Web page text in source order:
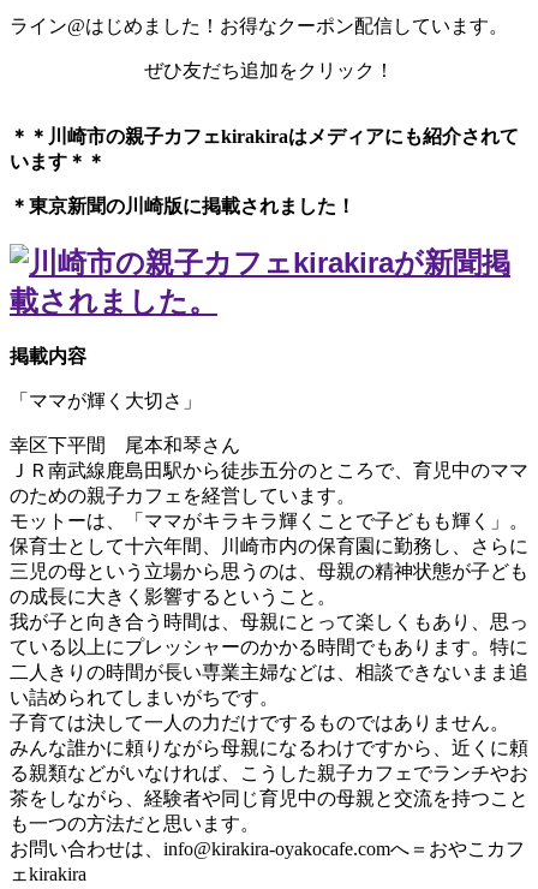
ライン@はじめました！お得なクーポン配信しています。
ぜひ友だち追加をクリック！
＊＊川崎市の親子カフェkirakiraは メディアにも紹介されて
います＊＊
＊東京新聞の川崎版に掲載されました！
掲載内容
「ママが輝く大切さ」
幸区下平間 尾本和琴さん
ＪＲ南武線鹿島田駅から徒歩五分のところで、育児中のママ
のための親子カフェを経営しています。
モットーは、「ママがキラキラ輝くことで子どもも輝く」。
保育士として十六年間、川崎市内の保育園に勤務し、さらに
三児の母という立場から思うのは、母親の精神状態が子ども
の成長に大きく影響するということ。
我が子と向き合う時間は、母親にとって楽しくもあり、思っ
ている以上にプレッシャーのかかる時間でもあります。特に
二人きりの時間が長い専業主婦などは、相談できないまま追
い詰められてしまいがちです。
子育ては決して一人の力だけでするものではありません。
みんな誰かに頼りながら母親になるわけですから、近くに頼
る親類などがいなければ、こうした親子カフェでランチやお
茶をしながら、経験者や同じ育児中の母親と交流を持つこと
も一つの方法だと思います。
お問い合わせは、 info@kirakira-oyakocafe.comへ＝おやこカフ
ェkirakira